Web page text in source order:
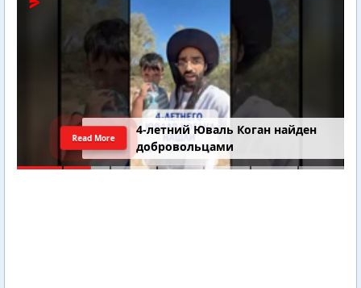
4-летний Юваль Коган найден
добровольцами
Read More